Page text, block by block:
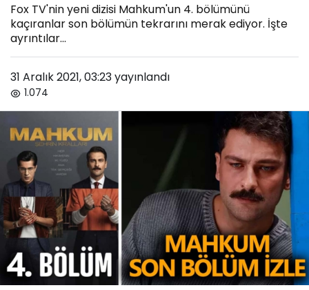
Fox TV'nin yeni dizisi Mahkum'un 4. bölümünü
kaçıranlar son bölümün tekrarını merak ediyor. İşte
ayrıntılar...
31 Aralık 2021, 03:23yayınlandı
1.074